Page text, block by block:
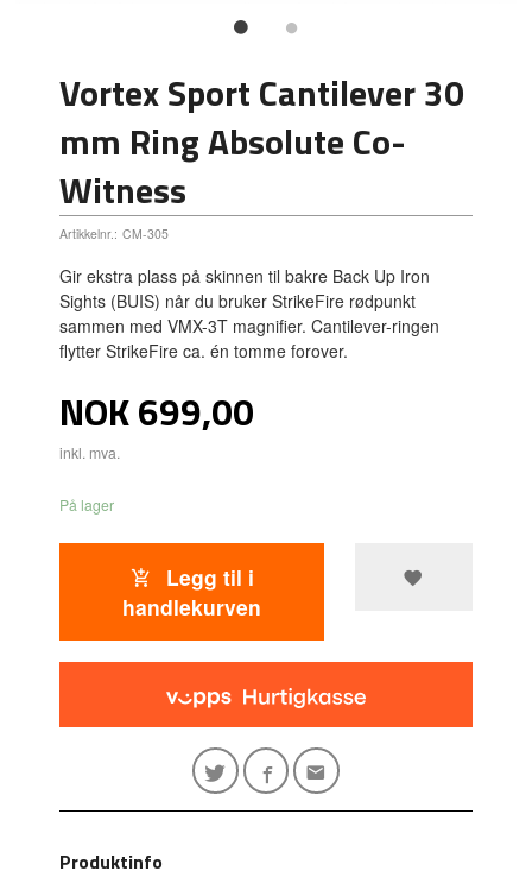
Vortex Sport Cantilever 30
mm Ring Absolute Co-
Witness
Artikkelnr.: CM-305
Gir ekstra plass på skinnen til bakre Back Up Iron
Sights (BUIS) når du bruker StrikeFire rødpunkt
sammen med VMX-3T magnifier. Cantilever-ringen
flytter StrikeFire ca. én tomme forover.
Pris
NOK699,00
inkl. mva.
På lager
Legg til i
handlekurven
Produktinfo